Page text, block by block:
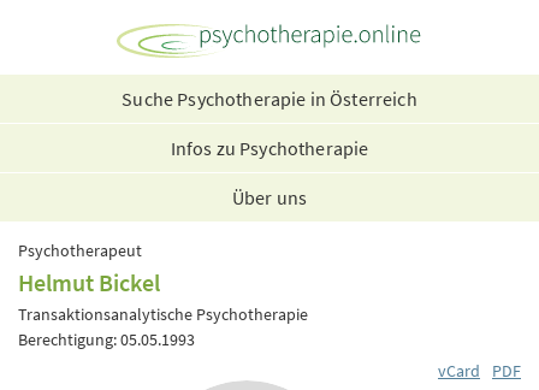
Suche Psychotherapie in Österreich
Infos zu Psychotherapie
Über uns
Psychotherapeut
Helmut Bickel
Transaktionsanalytische Psychotherapie
Berechtigung: 05.05.1993
vCard
PDF